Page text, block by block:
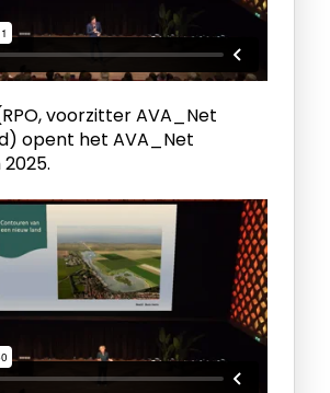
voorzitter AVA_Net
opent het AVA_Net